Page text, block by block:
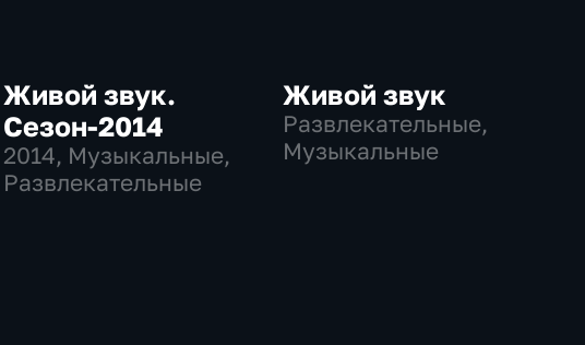
Живой звук.
Сезон-2014
2014, Музыкальные,
Развлекательные
Живой звук
Развлекательные,
Музыкальные